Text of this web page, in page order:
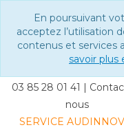
En poursuivant
acceptez l’utilisation
contenus et services
savoir plus
03 85 28 01 41 |
nous
SERVICE AUDINNOV